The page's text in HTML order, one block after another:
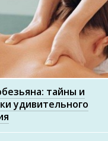
тайны и
удивительного